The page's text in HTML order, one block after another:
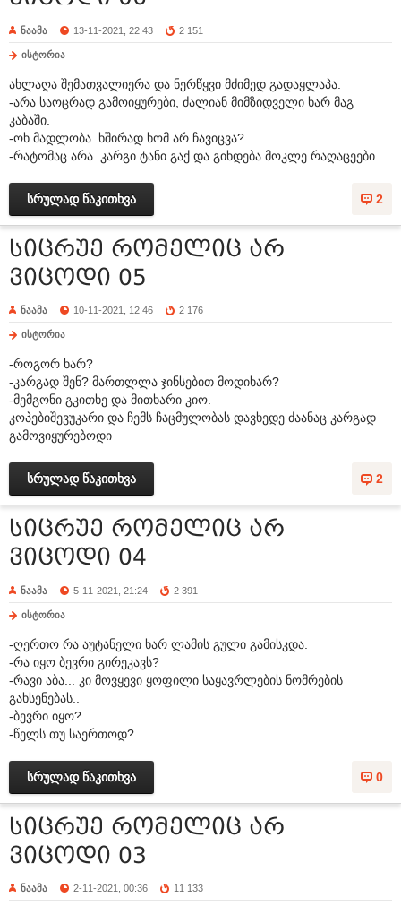
ნაამა 13-11-2021, 22:43 2 151
ისტორია
ახლაღა შემათვალიერა და ნერწყვი მძიმედ გადაყლაპა.
-არა საოცრად გამოიყურები, ძალიან მიმზიდველი ხარ მაგ
კაბაში.
-ოხ მადლობა. ხშირად ხომ არ ჩავიცვა?
-რატომაც არა. კარგი ტანი გაქ და გიხდება მოკლე რაღაცეები.
2
სრულად წაკითხვა
სიცრუე რომელიც არ
ვიცოდი 05
ნაამა 10-11-2021, 12:46 2 176
ისტორია
-როგორ ხარ?
-კარგად შენ? მართლლა ჯინსებით მოდიხარ?
-მემგონი გკითხე და მითხარი კიო.
კოპებიშევუკარი და ჩემს ჩაცმულობას დავხედე ძაანაც კარგად
გამოვიყურებოდი
2
სრულად წაკითხვა
სიცრუე რომელიც არ
ვიცოდი 04
ნაამა 5-11-2021, 21:24 2 391
ისტორია
-ღერთო რა აუტანელი ხარ ლამის გული გამისკდა.
-რა იყო ბევრი გირეკავს?
-რავი აბა... კი მოვყევი ყოფილი საყავრლების ნომრების
გახსენებას..
-ბევრი იყო?
-წელს თუ საერთოდ?
0
სრულად წაკითხვა
სიცრუე რომელიც არ
ვიცოდი 03
ნაამა 2-11-2021, 00:36 11 133